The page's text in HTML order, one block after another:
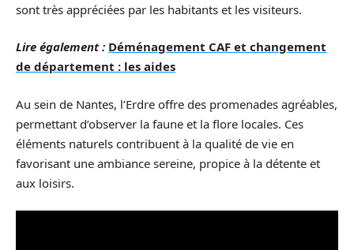
sont très appréciées par les habitants et les visiteurs.
Lire également : Déménagement CAF et changement
de département : les aides
Au sein de Nantes, l’Erdre offre des promenades agréables,
permettant d’observer la faune et la flore locales. Ces
éléments naturels contribuent à la qualité de vie en
favorisant une ambiance sereine, propice à la détente et
aux loisirs.